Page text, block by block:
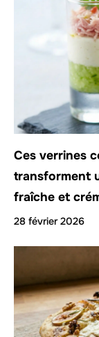
Ces verrines
transforment
fraîche et
28 février 2026